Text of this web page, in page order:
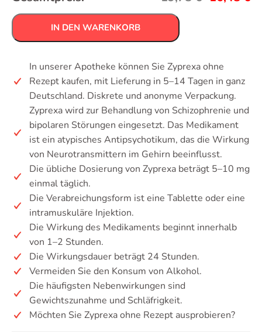
IN DEN WARENKORB
In unserer Apotheke können Sie Zyprexa ohne
Rezept kaufen, mit Lieferung in 5–14 Tagen in ganz
Deutschland. Diskrete und anonyme Verpackung.
Zyprexa wird zur Behandlung von Schizophrenie und
bipolaren Störungen eingesetzt. Das Medikament
ist ein atypisches Antipsychotikum, das die Wirkung
von Neurotransmittern im Gehirn beeinflusst.
Die übliche Dosierung von Zyprexa beträgt 5–10 mg
einmal täglich.
Die Verabreichungsform ist eine Tablette oder eine
intramuskuläre Injektion.
Die Wirkung des Medikaments beginnt innerhalb
von 1–2 Stunden.
Die Wirkungsdauer beträgt 24 Stunden.
Vermeiden Sie den Konsum von Alkohol.
Die häufigsten Nebenwirkungen sind
Gewichtszunahme und Schläfrigkeit.
Möchten Sie Zyprexa ohne Rezept ausprobieren?